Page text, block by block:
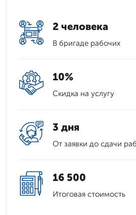
2 человека
В бригаде рабочих
10%
Скидка на услугу
3 дня
От заявки до сдачи
16 500
Итоговая стоимость